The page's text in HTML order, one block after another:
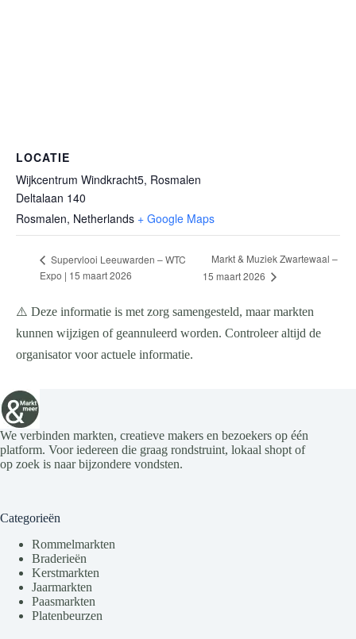
LOCATIE
Wijkcentrum Windkracht5, Rosmalen
Deltalaan 140
Rosmalen, Netherlands + Google Maps
Supervlooi Leeuwarden – WTC
Expo | 15 maart 2026
Markt & Muziek Zwartewaal –
15 maart 2026
⚠️ Deze informatie is met zorg samengesteld, maar markten
kunnen wijzigen of geannuleerd worden. Controleer altijd de
organisator voor actuele informatie.
We verbinden markten, creatieve makers en bezoekers op één
platform. Voor iedereen die graag rondstruint, lokaal shopt of
op zoek is naar bijzondere vondsten.
Categorieën
Rommelmarkten
Braderieën
Kerstmarkten
Jaarmarkten
Paasmarkten
Platenbeurzen